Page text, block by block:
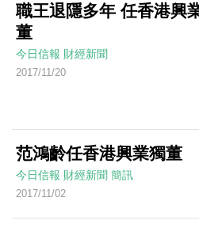
職王退隱多年 任香港興
董
今日信報 財經新聞
2017/11/20
范鴻齡任香港興業獨董
今日信報 財經新聞 簡訊
2017/11/02